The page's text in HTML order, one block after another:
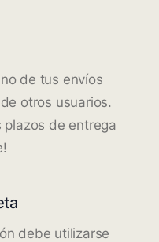
de tus envíos
otros usuarios.
plazos de entrega
debe utilizarse